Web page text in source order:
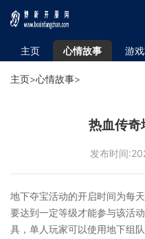
主页 心情故事 游
主页>心情故事>
热血传奇
发布时间
地下夺宝活动的开启时间为每
要达到一定等级才能参与该活
具，单人玩家可以使用地下组